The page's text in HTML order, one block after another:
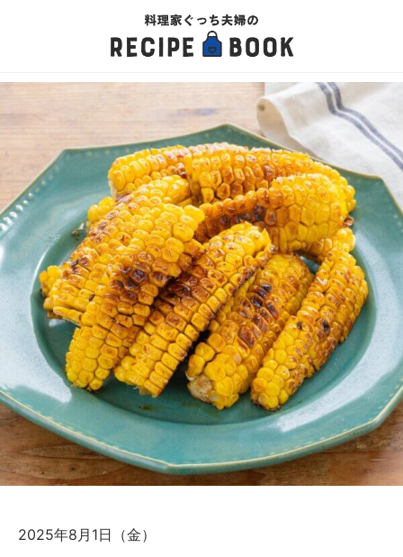
2025年8月1日（金）